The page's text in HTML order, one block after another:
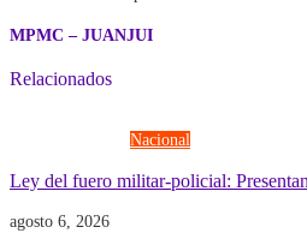
MPMC – JUANJUI
Relacionados
Nacional
Ley del fuero militar-policial:
agosto 6, 2026